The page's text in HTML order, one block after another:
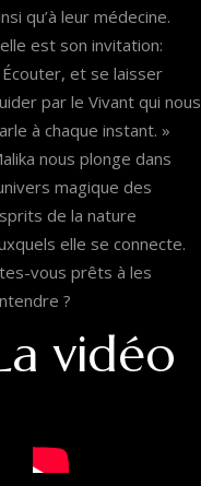
qu’à leur médecine.
est son invitation:
Écouter, et se laisser
par le Vivant qui nous
à chaque instant. »
nous plonge dans
magique des
de la nature
elle se connecte.
vous prêts à les
?
vidéo